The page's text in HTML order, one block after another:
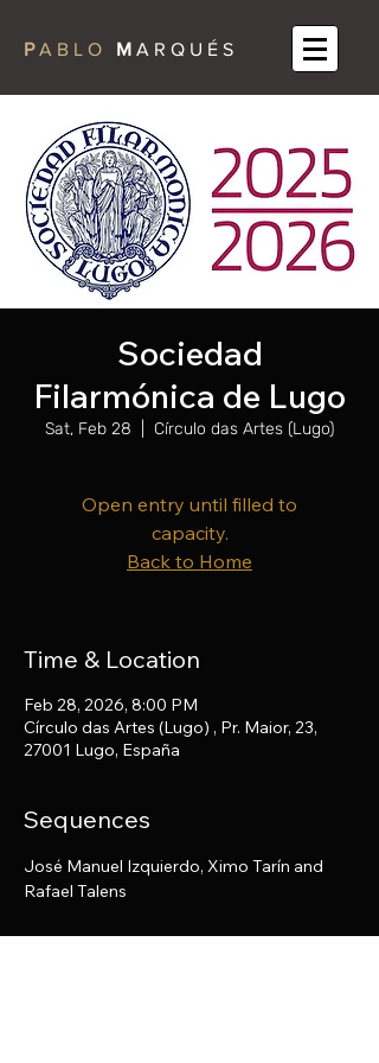
PA B L O M A R Q U É S
Sociedad
Filarmónica de Lugo
Sat, Feb 28 Círculo das Artes (Lugo)
Open entry until filled to
capacity.
Back to Home
Time & Location
Feb 28, 2026, 8:00 PM
Círculo das Artes (Lugo) , Pr. Maior, 23,
27001 Lugo, España
Sequences
José Manuel Izquierdo, Ximo Tarín and
Rafael Talens